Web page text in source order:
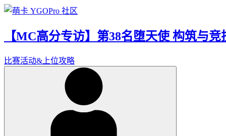
【MC高分专访】第38名堕天使 构筑与
比赛活动&上位攻略